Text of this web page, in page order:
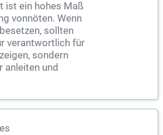
ist ein hohes Maß
vonnöten. Wenn
sollten
verantwortlich für
sondern
anleiten und